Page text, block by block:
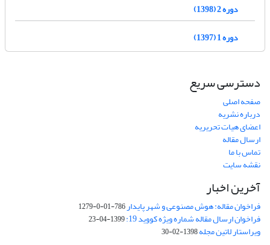
دوره 2 (1398)
دوره 1 (1397)
دسترسی سریع
صفحه اصلی
درباره نشریه
اعضای هیات تحریریه
ارسال مقاله
تماس با ما
نقشه سایت
آخرین اخبار
فراخوان مقاله: هوش مصنوعی و شهر پایدار786-01-0-1279
فراخوان ارسال مقاله شماره ویژه کووید 19: 1399-04-23
ویراستار لاتین مجله1398-02-30